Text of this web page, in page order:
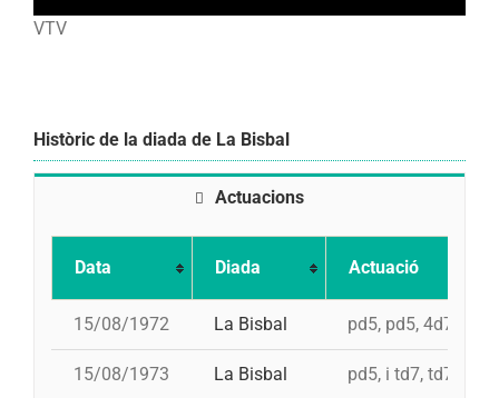
VTV
Històric de la diada de La Bisbal
Actuacions
Data Diada Actuació
15/08/1972 La Bisbal pd5, pd5, 4d7a,
15/08/1973 La Bisbal pd5, i td7, td7c, 4d8